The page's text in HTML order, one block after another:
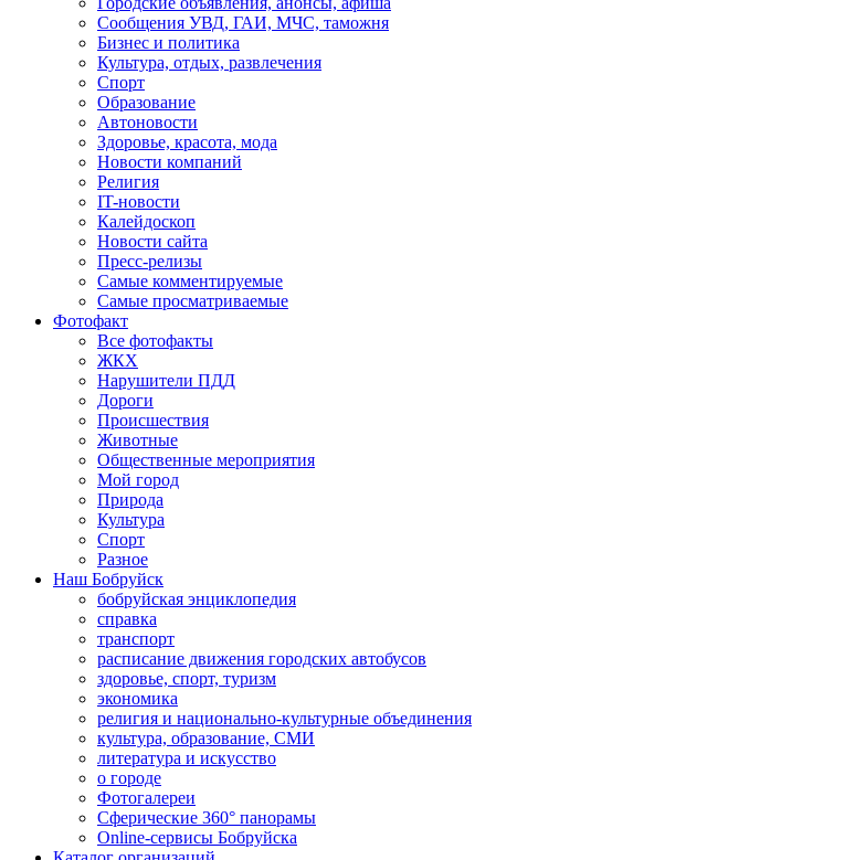
Сообщения УВД, ГАИ, МЧС, таможня
Бизнес и политика
Культура, отдых, развлечения
Спорт
Образование
Автоновости
Здоровье, красота, мода
Новости компаний
Религия
IT-новости
Калейдоскоп
Новости сайта
Пресс-релизы
Самые комментируемые
Самые просматриваемые
Фотофакт
Все фотофакты
ЖКХ
Нарушители ПДД
Дороги
Происшествия
Животные
Общественные мероприятия
Мой город
Природа
Культура
Спорт
Разное
Наш Бобруйск
бобруйская энциклопедия
справка
транспорт
расписание движения городских автобусов
здоровье, спорт, туризм
экономика
религия и национально-культурные объединения
культура, образование, СМИ
литература и искусство
о городе
Фотогалереи
Сферические 360° панорамы
Online-сервисы Бобруйска